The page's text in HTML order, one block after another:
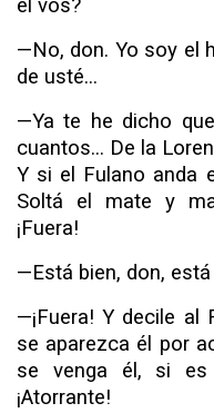
él vos?
—No, don. Yo soy el
de usté...
—Ya te he dicho
cuantos... De la
Y si el Fulano anda
Soltá el mate y
¡Fuera!
—Está bien, don, está
—¡Fuera! Y decile al
se apa­rezca él por
se venga él, si es
¡Atorrante!